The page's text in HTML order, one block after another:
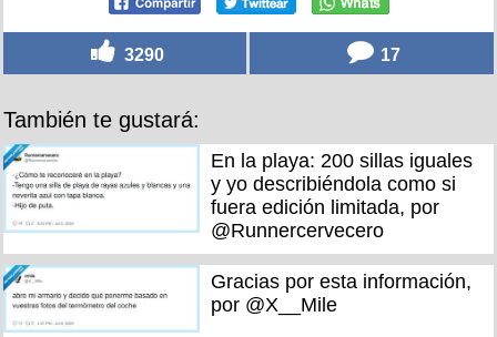
3290 17
También te gustará:
En la playa: 200 sillas iguales
y yo describiéndola como si
fuera edición limitada, por
@Runnercervecero
Gracias por esta información,
por @X__Mile